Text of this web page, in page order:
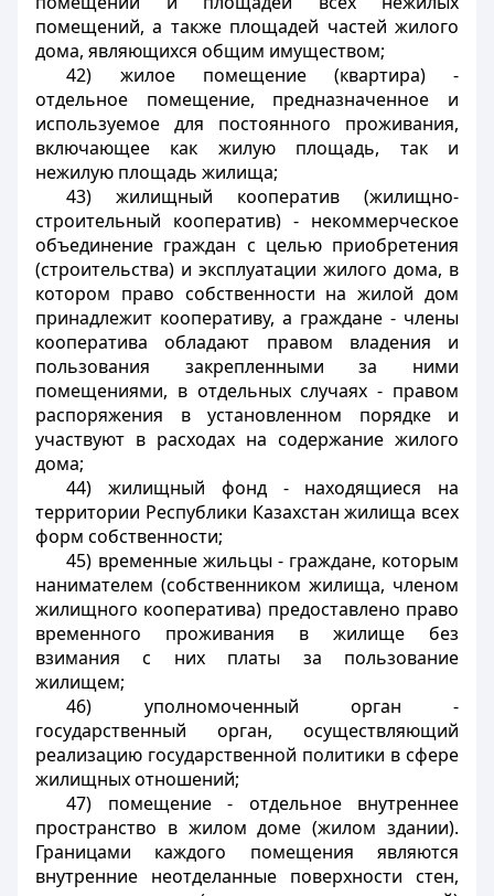
помещений, а также площадей частей жилого
дома, являющихся общим имуществом;
42) жилое помещение (квартира) -
отдельное помещение, предназначенное и
используемое для постоянного проживания,
включающее как жилую площадь, так и
нежилую площадь жилища;
43) жилищный кооператив (жилищно-
строительный кооператив) - некоммерческое
объединение граждан с целью приобретения
(строительства) и эксплуатации жилого дома, в
котором право собственности на жилой дом
принадлежит кооперативу, а граждане - члены
кооператива обладают правом владения и
пользования закрепленными за ними
помещениями, в отдельных случаях - правом
распоряжения в установленном порядке и
участвуют в расходах на содержание жилого
дома;
44) жилищный фонд - находящиеся на
территории Республики Казахстан жилища всех
форм собственности;
45) временные жильцы - граждане, которым
нанимателем (собственником жилища, членом
жилищного кооператива) предоставлено право
временного проживания в жилище без
взимания с них платы за пользование
жилищем;
46) уполномоченный орган -
государственный орган, осуществляющий
реализацию государственной политики в сфере
жилищных отношений;
47) помещение - отдельное внутреннее
пространство в жилом доме (жилом здании).
Границами каждого помещения являются
внутренние неотделанные поверхности стен,